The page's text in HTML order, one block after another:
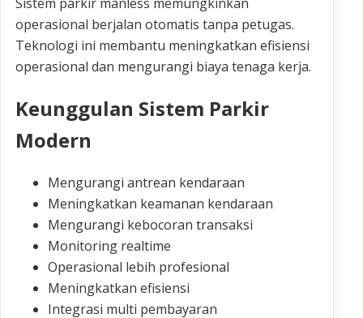
operasional berjalan otomatis tanpa petugas.
Teknologi ini membantu meningkatkan efisiensi
operasional dan mengurangi biaya tenaga kerja.
Keunggulan Sistem Parkir
Modern
Mengurangi antrean kendaraan
Meningkatkan keamanan kendaraan
Mengurangi kebocoran transaksi
Monitoring realtime
Operasional lebih profesional
Meningkatkan efisiensi
Integrasi multi pembayaran